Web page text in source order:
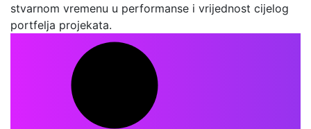
stvarnom vremenu u performanse i vrijednost cijelog
portfelja projekata.